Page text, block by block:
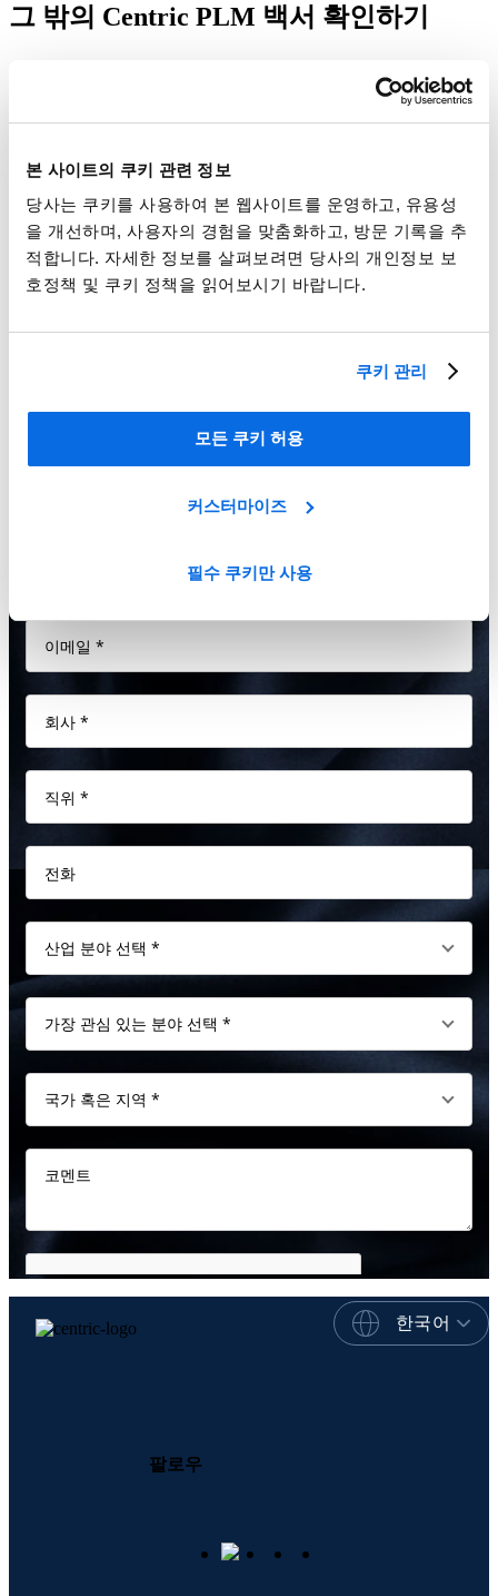
본 사이트의 쿠키 관련 정보
당사는 쿠키를 사용하여 본 웹사이트를 운영하고, 유용성
을 개선하며, 사용자의 경험을 맞춤화하고, 방문 기록을 추
적합니다. 자세한 정보를 살펴보려면 당사의 개인정보 보
호정책 및 쿠키 정책을 읽어보시기 바랍니다.
쿠키 관리
모든 쿠키 허용
커스터마이즈
필수 쿠키만 사용
그 밖의 Centric PLM 백서 확인하기
모든 학습 툴 보기
눈으로 직접 확인하세요
멀티 카테고리 리테일 비즈니스의 운영에 있어 경쟁을 따라가
는 동시에 원가를 통제하고 시간을 절약하는 데 어려움을 겪고
계십니까?
력 및 제품 공동 생산성 개선, 지역 제품 규정 준수 및 품질 보
장과 제품 개발 시간 단축을 지원하는 Centric의 정교하면서도
즉시 사용 가능한 리테일 PLM 소프트웨어를 직접 확인하실
수 있습니다.
한국어
팔로우